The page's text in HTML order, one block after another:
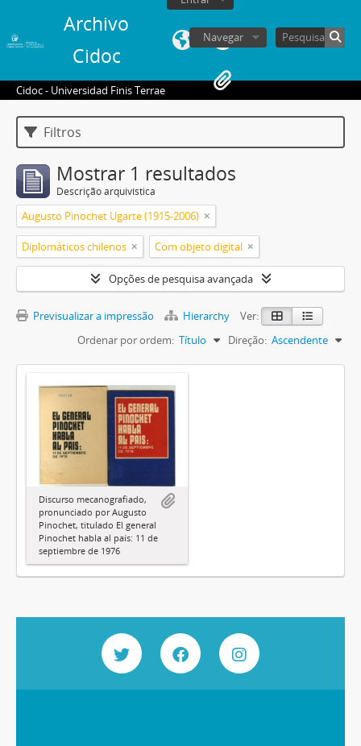
Archivo
Cidoc
Navegar
Cidoc - Universidad Finis Terrae
Filtros
Mostrar 1 resultados
Descrição arquivística
Augusto Pinochet Ugarte (1915-2006)
Diplomáticos chilenos Com objeto digital
Opções de pesquisa avançada
Previsualizar a impressão Hierarchy
Ver:
Ordenar por ordem: Título Direção: Ascendente
Discurso mecanografiado,
pronunciado por Augusto
Pinochet, titulado El general
Pinochet habla al país: 11 de
septiembre de 1976